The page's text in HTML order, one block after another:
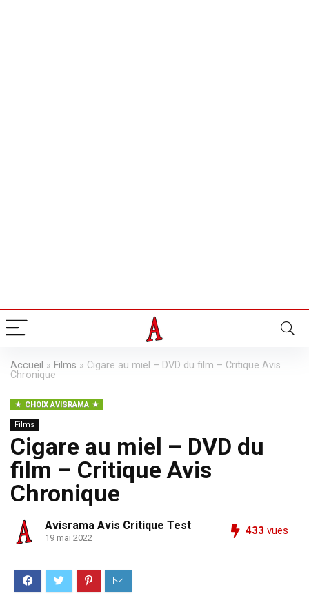
Accueil » Films » Cigare au miel – DVD du film – Critique Avis
Chronique
CHOIX AVISRAMA
Films
Cigare au miel – DVD du
film – Critique Avis
Chronique
Avisrama Avis Critique Test
19 mai 2022
433 vues